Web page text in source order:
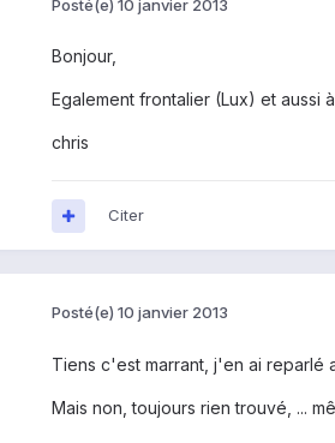
Posté(e) 10 janvier 2013
Bonjour,
Egalement frontalier (Lux) et aussi
chris
Citer
Posté(e) 10 janvier 2013
Tiens c'est marrant, j'en ai reparlé
Mais non, toujours rien trouvé, ...